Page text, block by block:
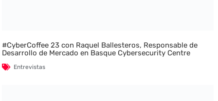
#CyberCoffee 23 con Raquel Ballesteros, Responsable de
Desarrollo de Mercado en Basque Cybersecurity Centre
Entrevistas